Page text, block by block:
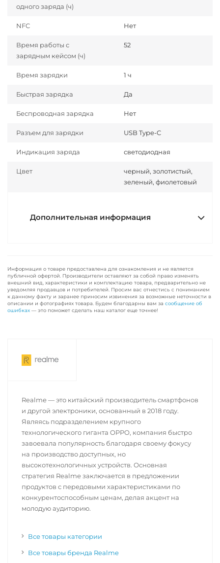
одного заряда (ч)
NFC Нет
Время работы с
зарядным кейсом (ч)
52
Время зарядки 1 ч
Быстрая зарядка Да
Беспроводная зарядка Нет
Разъем для зарядки USB Type-C
Индикация заряда светодиодная
Цвет
черный, золотистый,
зеленый, фиолетовый
Дополнительная информация
Информация о товаре предоставлена для ознакомления и не является
публичной офертой. Производители оставляют за собой право изменять
внешний вид, характеристики и комплектацию товара, предварительно не
уведомляя продавцов и потребителей. Просим вас отнестись с пониманием
к данному факту и заранее приносим извинения за возможные неточности в
описании и фотографиях товара. Будем благодарны вам за сообщение об
ошибках — это поможет сделать наш каталог еще точнее!
Realme — это китайский производитель смартфонов
и другой электроники, основанный в 2018 году.
Являясь подразделением крупного
технологического гиганта OPPO, компания быстро
завоевала популярность благодаря своему фокусу
на производство доступных, но
высокотехнологичных устройств. Основная
стратегия Realme заключается в предложении
продуктов с передовыми характеристиками по
конкурентоспособным ценам, делая акцент на
молодую аудиторию.
Все товары категории
Все товары бренда Realme